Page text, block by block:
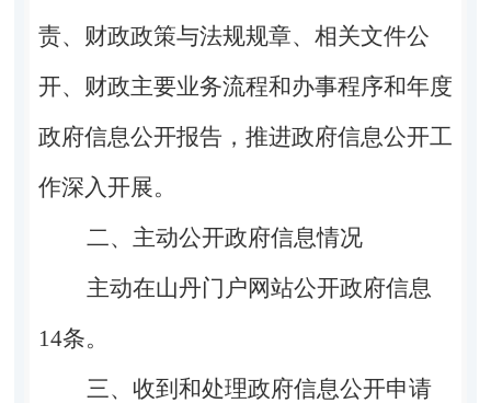
责、财政政策与法规规章、相关文件公
开、财政主要业务流程和办事程序和年度
政府信息公开报告，推进政府信息公开工
作深入开展。
二、主动公开政府信息情况
主动在山丹门户网站公开政府信息
14条。
三、收到和处理政府信息公开申请